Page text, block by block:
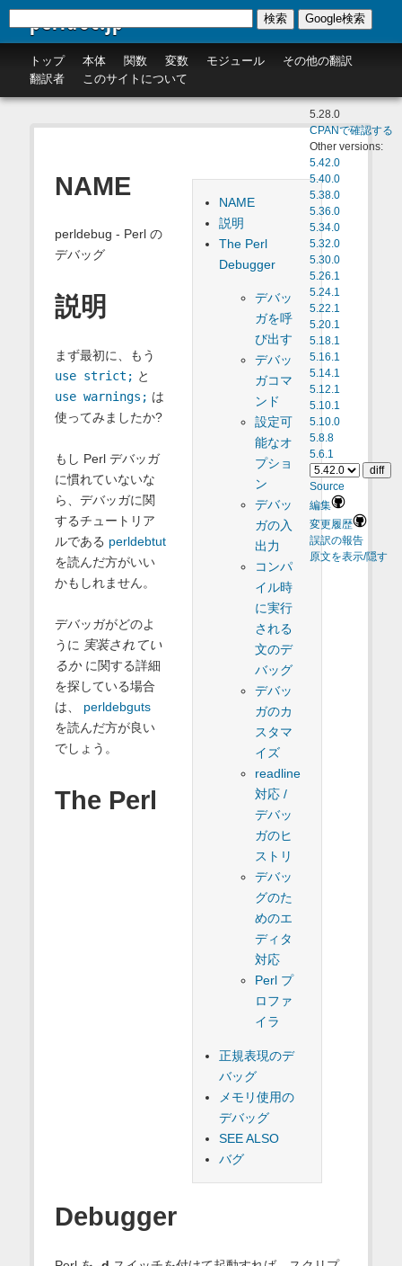
perldoc.jp
トップ 本体 関数 変数 モジュール
その他の翻訳
翻訳者
このサイトについて
検索 Google検索
5.28.0
CPANで確認する
Other versions:
5.42.0
5.40.0
5.38.0
5.36.0
5.34.0
5.32.0
5.30.0
5.26.1
5.24.1
5.22.1
5.20.1
5.18.1
5.16.1
5.14.1
5.12.1
5.10.1
5.10.0
5.8.8
5.6.1
Source
編集
変更履歴
誤訳の報告
原文を表示/隠す
NAME
説明
The Perl
Debugger
デバッ
ガを呼
び出す
デバッ
ガコマ
ンド
設定可
能なオ
プショ
ン
デバッ
ガの入
出力
コンパ
イル時
に実行
される
文のデ
バッグ
デバッ
ガのカ
スタマ
イズ
readline
対応 /
デバッ
ガのヒ
ストリ
デバッ
グのた
めのエ
ディタ
対応
Perl プ
ロファ
イラ
正規表現のデ
バッグ
メモリ使用の
デバッグ
SEE ALSO
バグ
NAME
perldebug - Perl の
デバッグ
説明
まず最初に、もう
use strict; と
use warnings; は
使ってみましたか?
もし Perl デバッガ
に慣れていないな
ら、デバッガに関
するチュートリア
ルである perldebtut
を読んだ方がいい
かもしれません。
デバッガがどのよ
うに 実装されてい
るかに関する詳細
を探している場合
は、 perldebguts
を読んだ方が良い
でしょう。
The Perl
Debugger